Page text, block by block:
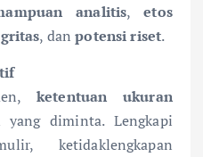
analitis,etos
, danpotensi riset.
ketentuan ukuran
yang diminta. Lengkapi
ketidaklengkapan